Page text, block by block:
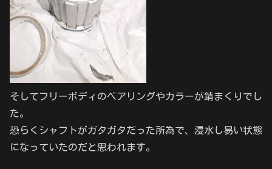
そしてフリーボディのベアリングやカラーが錆まくりでし
た。
恐らくシャフトがガタガタだった所為で、浸水し易い状態
になっていたのだと思われます。